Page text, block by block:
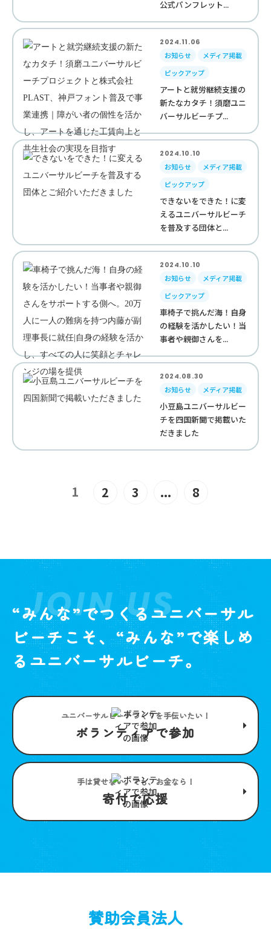
公式パンフレット...
2024.11.06
お知らせ
メディア掲載
ピックアップ
アートと就労継続支援の
新たなカタチ！須磨ユニ
バーサルビーチプ...
2024.10.10
お知らせ
メディア掲載
ピックアップ
できないをできた！に変
えるユニバーサルビーチ
を普及する団体と...
2024.10.10
お知らせ
メディア掲載
ピックアップ
車椅子で挑んだ海！自身
の経験を活かしたい！当
事者や親御さんを...
2024.08.30
お知らせ
メディア掲載
小豆島ユニバーサルビー
チを四国新聞で掲載いた
だきました
1 2 3 ... 8
JOIN US
“みんな”でつくるユニバーサル
ビーチこそ、“みんな”で楽しめ
るユニバーサルビーチ。
ユニバーサルビーチつくりを手伝いたい！
ボランティアで参加
手は貸せない。でも、お金なら！
寄付で応援
賛助会員法人